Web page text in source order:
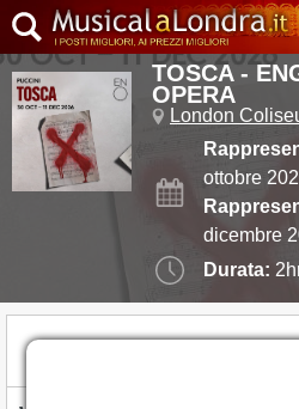
TOSCA -
OPERA
London
ottobre
dicembre
Durata: